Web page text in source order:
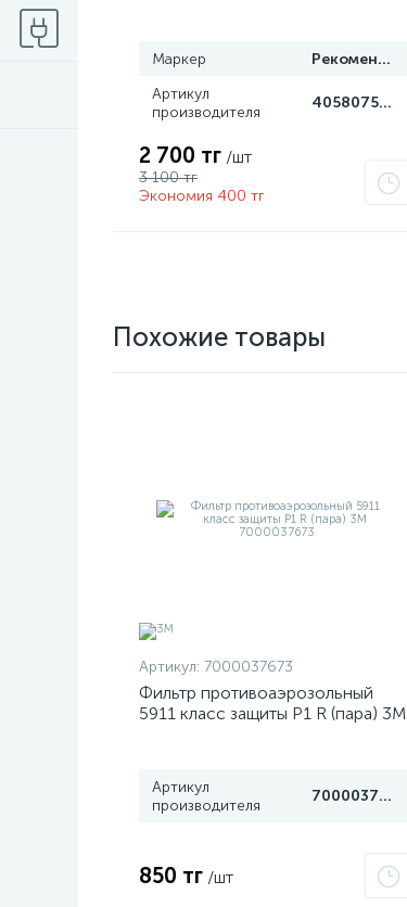
Маркер
Рекомендуем
Артикул
производителя
4058075499201
2 700 тг /шт
3 100 тг
Экономия 400 тг
Похожие товары
Артикул: 7000037673
Фильтр противоаэрозольный
5911 класс защиты P1 R (пара) 3М
Артикул
производителя
7000037673
850 тг /шт